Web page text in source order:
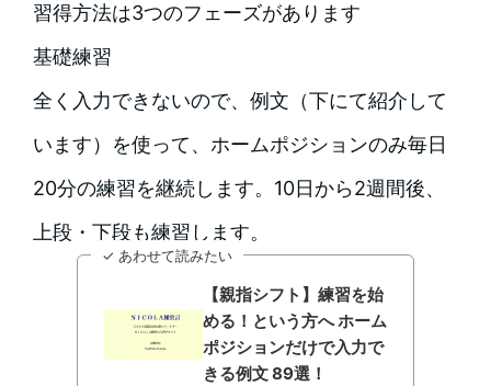
習得方法は3つのフェーズがあります
基礎練習
全く入力できないので、例文（下にて紹介して
います）を使って、ホームポジションのみ毎日
20分の練習を継続します。10日から2週間後、
上段・下段も練習します。
✓ あわせて読みたい
【親指シフト】練習を始
める！という方へ ホーム
ポジションだけで入力で
きる例文 89選！